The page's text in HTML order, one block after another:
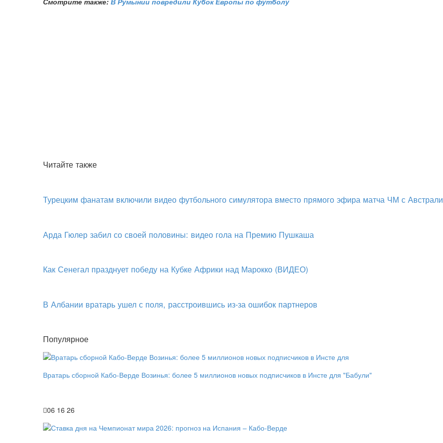
Читайте также
Турецким фанатам включили видео футбольного симулятора вместо прямого эфира матча ЧМ с
Арда Гюлер забил со своей половины: видео гола на Премию Пушкаша
Как Сенегал празднует победу на Кубке Африки над Марокко (ВИДЕО)
В Албании вратарь ушел с поля, расстроившись из-за ошибок партнеров
Популярное
Вратарь сборной Кабо-Верде Возинья: более 5 миллионов новых подписчиков в Инсте для "Бабули"
06 16 26